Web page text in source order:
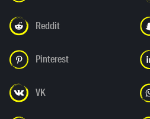
Reddit
Pinterest
VK